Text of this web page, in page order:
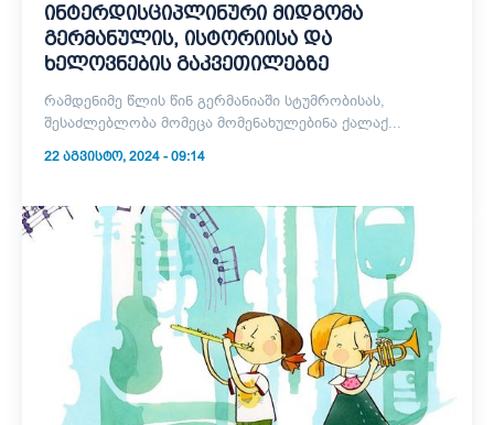
ინტერდისციპლინური მიდგომა
გერმანულის, ისტორიისა და
ხელოვნების გაკვეთილებზე
რამდენიმე წლის წინ გერმანიაში სტუმრობისას,
შესაძლებლობა მომეცა მომენახულებინა ქალაქ...
22 ᲐᲒᲕᲘᲡᲢᲝ, 2024 - 09:14